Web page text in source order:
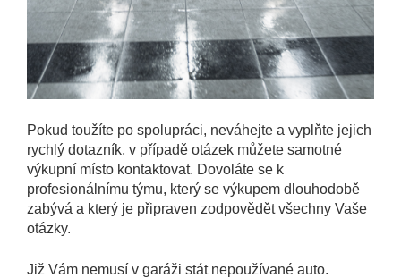
Pokud toužíte po spolupráci, neváhejte a vyplňte jejich
rychlý dotazník, v případě otázek můžete samotné
výkupní místo kontaktovat. Dovoláte se k
profesionálnímu týmu, který se výkupem dlouhodobě
zabývá a který je připraven zodpovědět všechny Vaše
otázky.
Již Vám nemusí v garáži stát nepoužívané auto.